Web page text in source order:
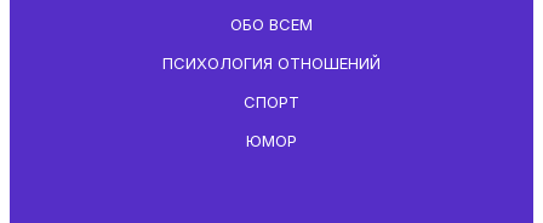
ОБО ВСЕМ
ПСИХОЛОГИЯ ОТНОШЕНИЙ
СПОРТ
ЮМОР